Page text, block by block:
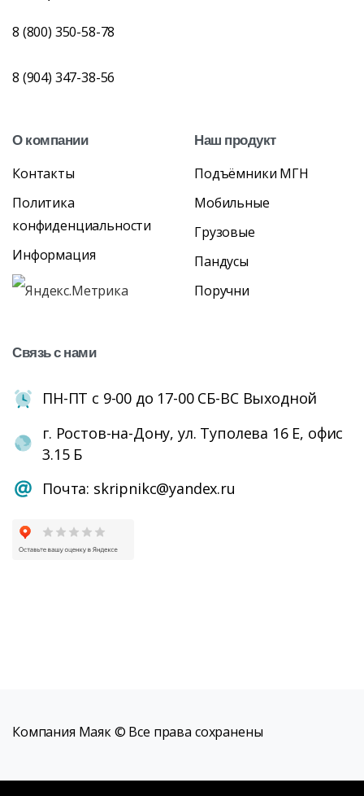
8 (800) 350-58-78
8 (904) 347-38-56
Окомпании
Контакты
Политика
конфиденциальности
Информация
Наш продукт
Подъёмники МГН
Мобильные
Грузовые
Пандусы
Поручни
Связьснами
ПН-ПТ с 9-00 до 17-00 СБ-ВС Выходной
г. Ростов-на-Дону, ул. Туполева 16 Е, офис
3.15 Б
Почта: skripnikc@yandex.ru
Компания Маяк © Все права сохранены